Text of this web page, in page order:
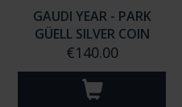
GAUDI YEAR - PARK
GÜELL SILVER COIN
€140.00